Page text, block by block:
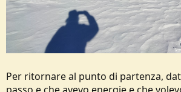
Per ritornare al punto di partenza,